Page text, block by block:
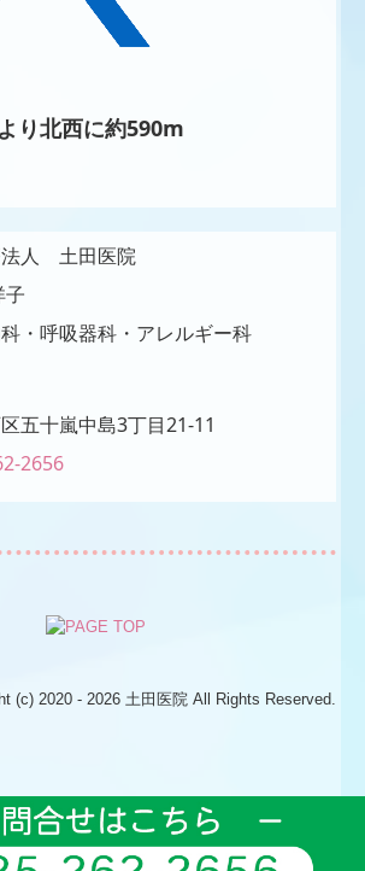
り北西に約590m
法人 土田医院
子
・呼吸器科・アレルギー科
五十嵐中島3丁目21-11
2656
(c) 2020 - 2026 土田医院 All Rights Reserved.